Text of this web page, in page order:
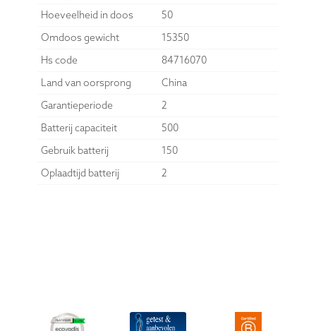
Hoeveelheid in doos
50
Omdoos gewicht
15350
Hs code
84716070
Land van oorsprong
China
Garantieperiode
2
Batterij capaciteit
500
Gebruik batterij
150
Oplaadtijd batterij
2